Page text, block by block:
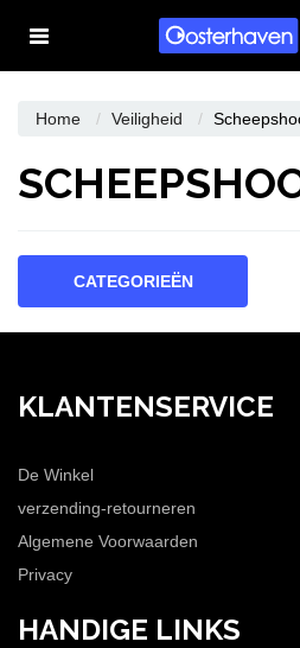
Toggle
WINKELWAGEN
UW
Home Veiligheid
CATEGORIEËN
KLANTENSERVICE
De Winkel
verzending-retourneren
Algemene Voorwaarden
Privacy
HANDIGE LINKS